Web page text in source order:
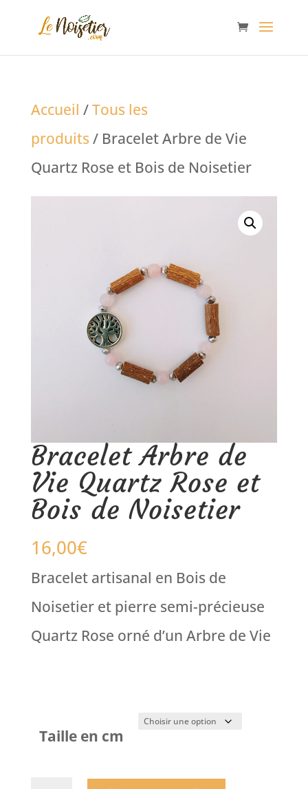
Accueil /Tous les
produits/ Bracelet Arbre de Vie
Quartz Rose et Bois de Noisetier
Bracelet Arbre de
Vie Quartz Rose et
Bois de Noisetier
16,00€
Bracelet artisanal en Bois de
Noisetier et pierre semi-précieuse
Quartz Rose orné d’un Arbre de Vie
Taille en cm